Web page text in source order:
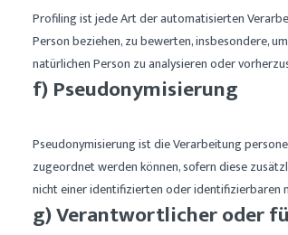
Profiling ist jede Art der automatisierten
Person beziehen, zu bewerten, insbesondere,
natürlichen Person zu analysieren oder
f) Pseudonymisierung
Pseudonymisierung ist die Verarbeitung
zugeordnet werden können, sofern diese
nicht einer identifizierten oder identifizierbaren
g) Verantwortlicher oder